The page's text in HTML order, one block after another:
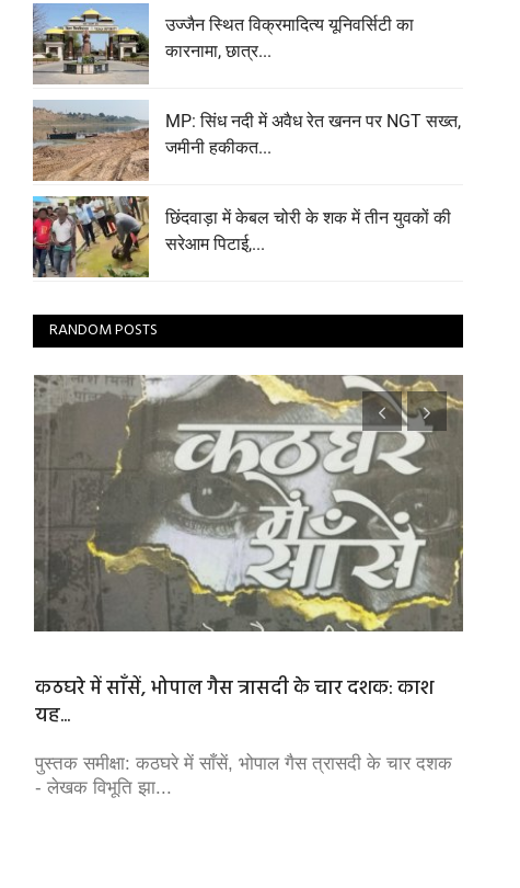
उज्जैन स्थित विक्रमादित्य यूनिवर्सिटी का
कारनामा, छात्र...
MP: सिंध नदी में अवैध रेत खनन पर NGT सख्त,
जमीनी हकीकत...
छिंदवाड़ा में केबल चोरी के शक में तीन युवकों की
सरेआम पिटाई,...
RANDOM POSTS
कठघरे में साँसें, भोपाल गैस त्रासदी के चार दशक: काश
यह...
पुस्तक समीक्षा: कठघरे में साँसें, भोपाल गैस त्रासदी के चार दशक
- लेखक विभूति झा...